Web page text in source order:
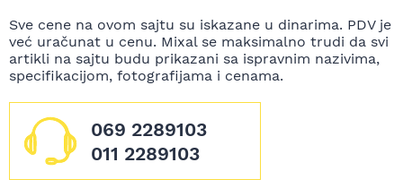
Sve cene na ovom sajtu su iskazane u dinarima. PDV je
već uračunat u cenu. Mixal se maksimalno trudi da svi
artikli na sajtu budu prikazani sa ispravnim nazivima,
specifikacijom, fotografijama i cenama.
069 2289103
011 2289103